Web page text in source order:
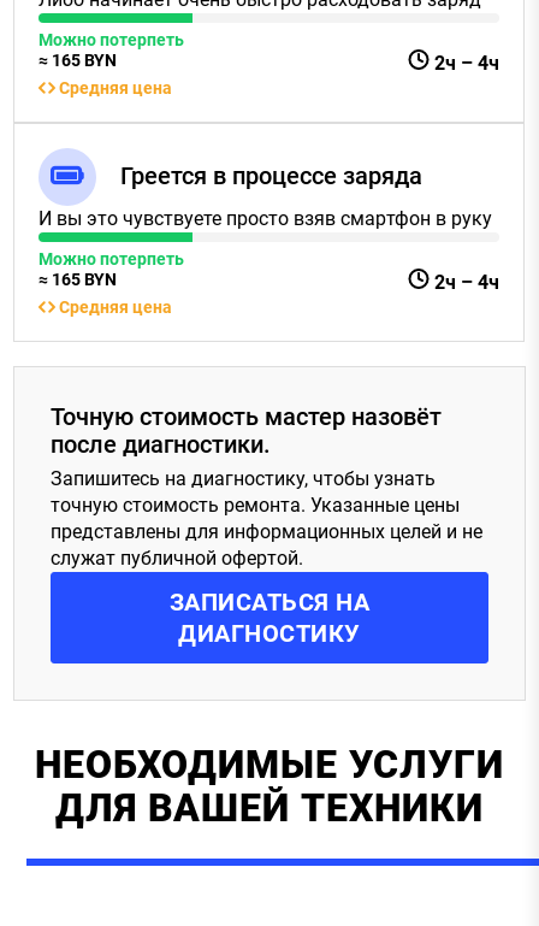
≈ 165 BYN
Средняя цена
2ч –4ч
Можно потерпеть
Греется в процессе заряда
И вы это чувствуете просто взяв смартфон в руку
≈ 165 BYN
Средняя цена
2ч –4ч
Можно потерпеть
Точную стоимость мастер назовёт
после диагностики.
Запишитесь на диагностику, чтобы узнать
точную стоимость ремонта. Указанные цены
представлены для информационных целей и не
служат публичной офертой.
ЗАПИСАТЬСЯ НА
ДИАГНОСТИКУ
НЕОБХОДИМЫЕ УСЛУГИ
ДЛЯ ВАШЕЙ ТЕХНИКИ